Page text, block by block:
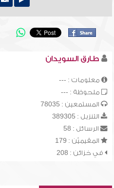
طارق السويدان
معلومات : ---
ملحوظة : ---
المستمعين : 78035
التنزيل : 389305
الرسائل : 58
المقيميّن : 179
في خزائن : 208